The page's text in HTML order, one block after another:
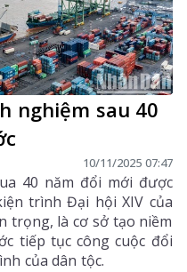
nghiệm sau 40
10/11/2025 07:47
40 năm đổi mới được
trình Đại hội XIV của
trọng, là cơ sở tạo niềm
tiếp tục công cuộc đổi
của dân tộc.